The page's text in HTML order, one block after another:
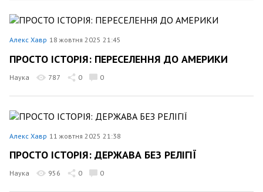
Алекс Хавр 18 жовтня 2025 21:45
ПРОСТО ІСТОРІЯ: ПЕРЕСЕЛЕННЯ ДО АМЕРИКИ
Наука 787 0 0
Алекс Хавр 11 жовтня 2025 21:38
ПРОСТО ІСТОРІЯ: ДЕРЖАВА БЕЗ РЕЛІГІЇ
Наука 956 0 0